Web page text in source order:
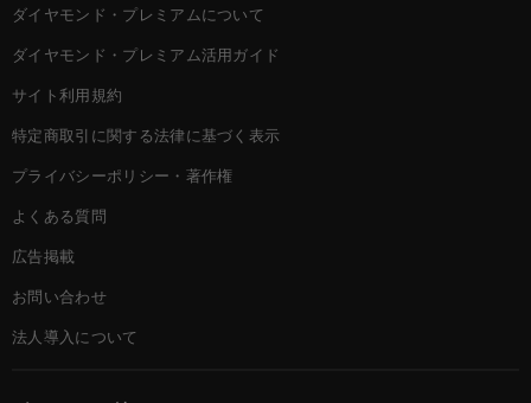
ダイヤモンド・プレミアムについて
ダイヤモンド・プレミアム活用ガイド
サイト利用規約
特定商取引に関する法律に基づく表示
プライバシーポリシー・著作権
よくある質問
広告掲載
お問い合わせ
法人導入について